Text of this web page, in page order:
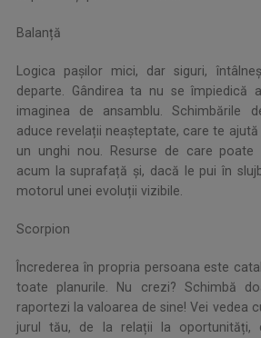
Balanță
Logica pașilor mici, dar siguri,
departe. Gândirea ta nu se împiedică
imaginea de ansamblu. Schimbările
aduce revelații neașteptate, care te
un unghi nou. Resurse de care
acum la suprafață și, dacă le pui în
motorul unei evoluții vizibile.
Scorpion
Încrederea în propria persoana este
toate planurile. Nu crezi? Schimbă
raportezi la valoarea de sine! Vei vedea
jurul tău, de la relații la